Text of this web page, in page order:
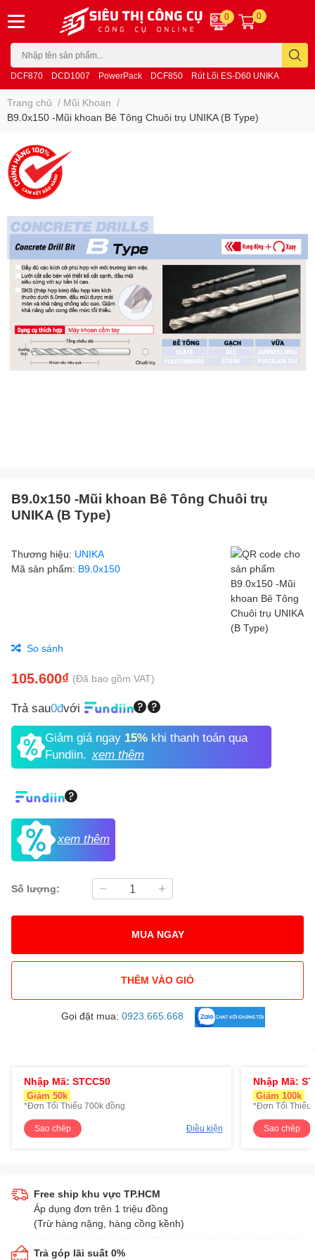
DCF870 DCD1007 PowerPack DCF850 Rút Lõi ES-D60 UNIKA
0 0
Trang chủ / Mũi Khoan /
B9.0x150 -Mũi khoan Bê Tông Chuôi trụ UNIKA (B Type)
B9.0x150 -Mũi khoan Bê Tông Chuôi trụ
UNIKA (B Type)
Thương hiệu: UNIKA
Mã sản phẩm: B9.0x150
So sánh
105.600₫ (Đã bao gồm VAT)
Trả sau0đvới
Giảm giá ngay 15%khi thanh toán qua
Fundiin. xem thêm
xem thêm
Số lượng:
MUA NGAY
THÊM VÀO GIỎ
Gọi đặt mua: 0923.665.668
Nhập Mã: STCC50
Giảm 50k
*Đơn Tối Thiểu 700k đồng
Sao chép Điều kiện
Nhập Mã:
Giảm 100k
*Đơn Tối Thiểu
Sao chép
Free ship khu vực TP.HCM
Áp dụng đơn trên 1 triệu đồng
(Trừ hàng nặng, hàng cồng kềnh)
Trả góp lãi suất 0%